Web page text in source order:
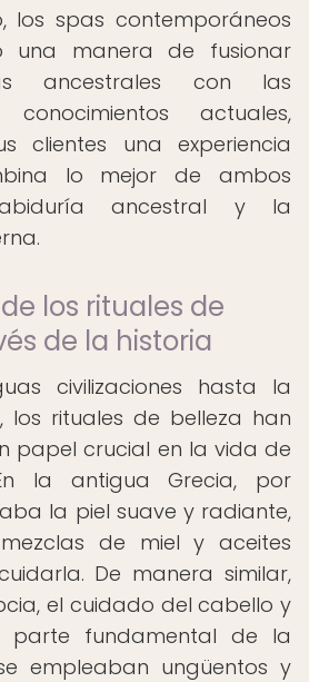
los spas contemporáneos
una manera de fusionar
ancestrales con las
actuales,
clientes una experiencia
lo mejor de ambos
ancestral y la
los rituales de
de la historia
civilizaciones hasta la
los rituales de belleza han
papel crucial en la vida de
la antigua Grecia, por
la piel suave y radiante,
de miel y aceites
De manera similar,
el cuidado del cabello y
fundamental de la
empleaban ungüentos y